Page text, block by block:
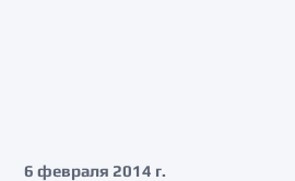
6 февраля 2014 г.